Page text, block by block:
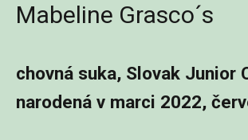
Mabeline Grasco´s
chovná suka, Slovak Junior
narodená v marci 2022,